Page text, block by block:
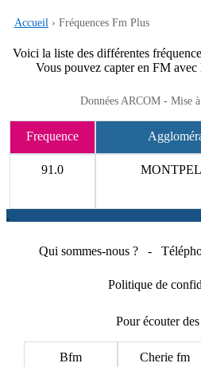
Accueil › Fréquences Fm Plus
Voici la liste des différentes
Vous pouvez capter en FM avec
Données ARCOM - Mise
Frequence
91.0
.
Qui sommes-nous ? -
Politique de
Pour écouter
Bfm Cherie fm